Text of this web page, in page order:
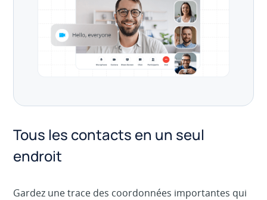
Tous les contacts en un seul
endroit
Gardez une trace des coordonnées importantes qui